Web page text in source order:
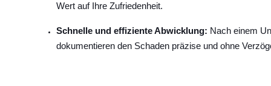
Wert auf Ihre Zufriedenheit.
Schnelle und effiziente Abwicklung: Nach einem
dokumentieren den Schaden präzise und ohne